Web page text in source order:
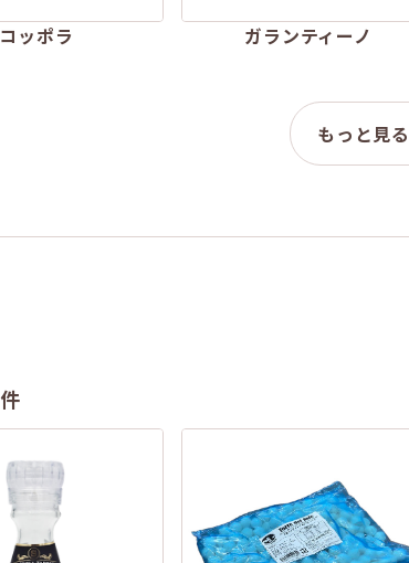
コッポラ ガランティーノ
もっと見る
件